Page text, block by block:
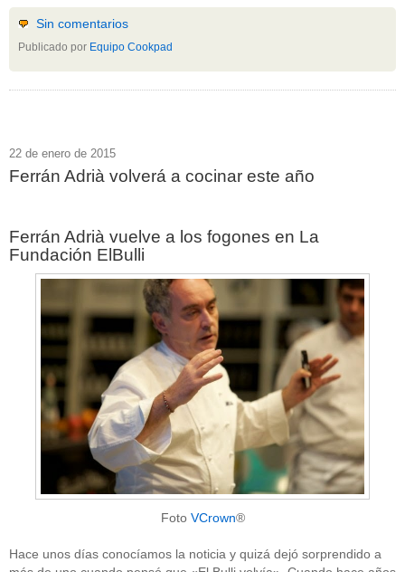
Sin comentarios
Publicado por Equipo Cookpad
22 de enero de 2015
Ferrán Adrià volverá a cocinar este año
Ferrán Adrià vuelve a los fogones en La
Fundación ElBulli
Foto VCrown®
Hace unos días conocíamos la noticia y quizá dejó sorprendido a